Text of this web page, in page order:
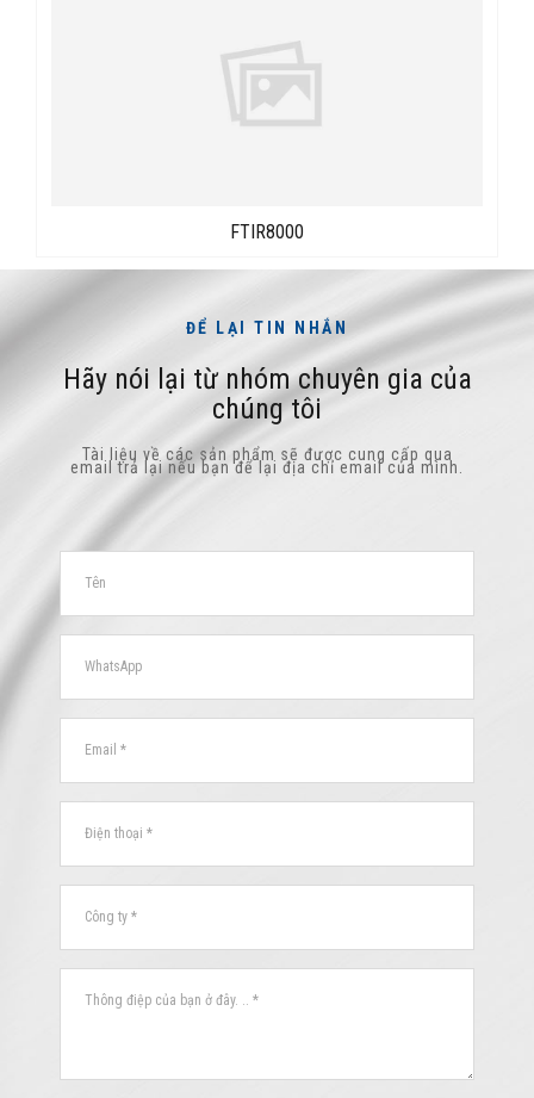
FTIR8000
ĐỂ LẠI TIN NHẮN
Hãy nói lại từ nhóm chuyên gia của
chúng tôi
Tài liệu về các sản phẩm sẽ được cung cấp qua
email trả lại nếu bạn để lại địa chỉ email của mình.